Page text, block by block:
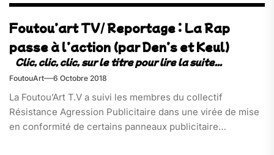
Foutou’art TV/ Reportage : La Rap
passe à l’action (par Den’s et Keul)
FoutouArt 6 Octobre 2018
La Foutou’Art T.V a suivi les membres du collectif
Résistance Agression Publicitaire dans une virée de mise
en conformité de certains panneaux publicitaire…